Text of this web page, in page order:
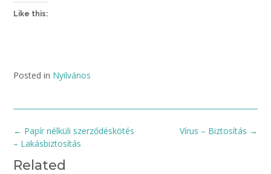
Like this:
Posted in Nyilvános
Post
navigation
Vírus – Biztosítás →
← Papír nélküli szerződéskötés
– Lakásbiztosítás
Related